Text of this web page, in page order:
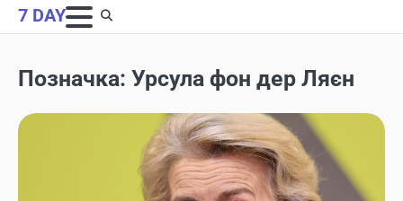
Skip
to
7 DAY
Позначка: Урсула фон дер Ляєн